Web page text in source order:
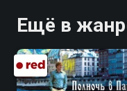
Ещё в